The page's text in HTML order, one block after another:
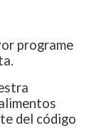
programe
del código